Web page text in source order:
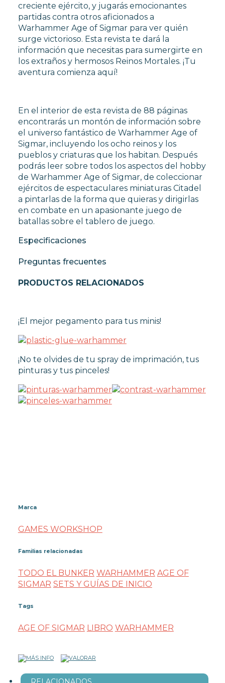
creciente ejército, y jugarás emocionantes
partidas contra otros aficionados a
Warhammer Age of Sigmar para ver quién
surge victorioso. Esta revista te dará la
información que necesitas para sumergirte en
los extraños y hermosos Reinos Mortales. ¡Tu
aventura comienza aquí!
En el interior de esta revista de 88 páginas
encontrarás un montón de información sobre
el universo fantástico de Warhammer Age of
Sigmar, incluyendo los ocho reinos y los
pueblos y criaturas que los habitan. Después
podrás leer sobre todos los aspectos del hobby
de Warhammer Age of Sigmar, de coleccionar
ejércitos de espectaculares miniaturas Citadel
a pintarlas de la forma que quieras y dirigirlas
en combate en un apasionante juego de
batallas sobre el tablero de juego.
Especificaciones
Preguntas frecuentes
PRODUCTOS RELACIONADOS
¡El mejor pegamento para tus minis!
¡No te olvides de tu spray de imprimación, tus
pinturas y tus pinceles!
Marca
GAMES WORKSHOP
Familias relacionadas
TODO EL BUNKER WARHAMMER AGE OF
SIGMAR SETS Y GUÍAS DE INICIO
Tags
AGE OF SIGMAR LIBRO WARHAMMER